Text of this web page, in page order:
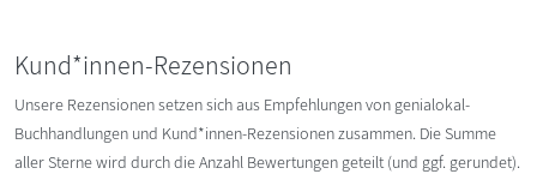
Kund*innen-Rezensionen
Unsere Rezensionen setzen sich aus Empfehlungen von genialokal-
Buchhandlungen und Kund*innen-Rezensionen zusammen. Die Summe
aller Sterne wird durch die Anzahl Bewertungen geteilt (und ggf. gerundet).